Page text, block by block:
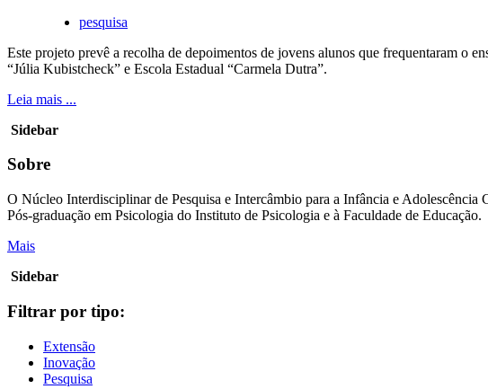
pesquisa
Este projeto prevê a recolha de depoimentos de jovens alunos que frequentaram o
“Júlia Kubistcheck” e Escola Estadual “Carmela Dutra”.
Leia mais ...
Sidebar
Sobre
O Núcleo Interdisciplinar de Pesquisa e Intercâmbio para a Infância e
Pós-graduação em Psicologia do Instituto de Psicologia e à Faculdade de Educação.
Mais
Sidebar
Filtrar por tipo:
Extensão
Inovação
Pesquisa